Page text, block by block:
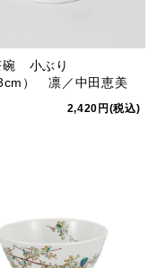
碗 小ぶり
） 凛／中田恵美
2,420円(税込)